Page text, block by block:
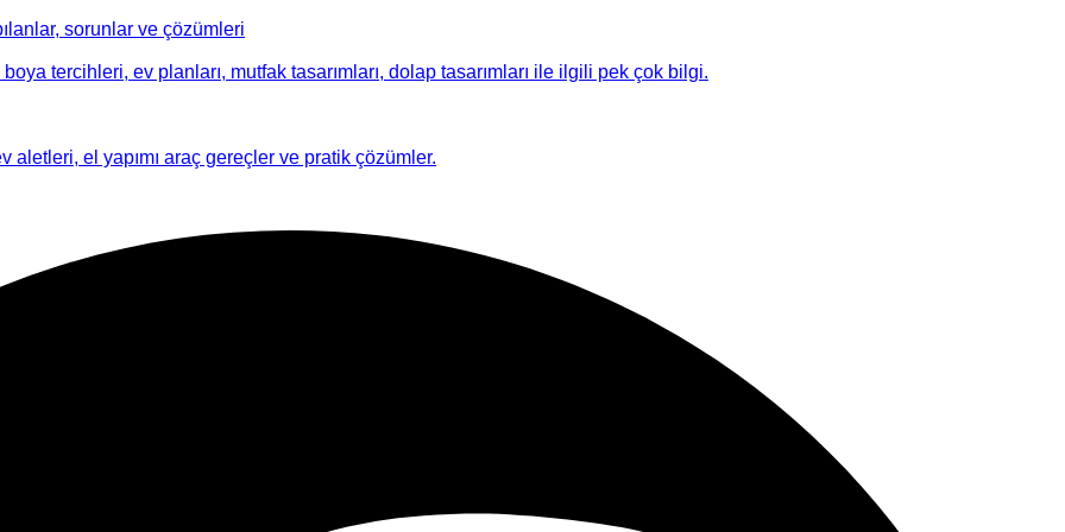
sorunlar ve çözümleri
tercihleri, ev planları, mutfak tasarımları, dolap tasarımları ile ilgili pek çok bilgi.
el yapımı araç gereçler ve pratik çözümler.